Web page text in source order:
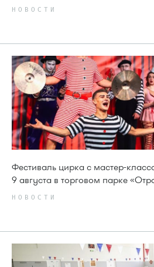
НОВОСТИ
Фестиваль цирка с мастер-
9 августа в торговом парке
НОВОСТИ